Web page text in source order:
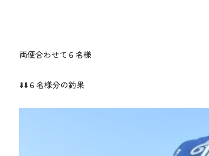
両便合わせて６名様
⬇️⬇️６名様分の釣果